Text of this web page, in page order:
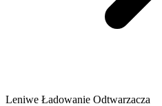
Leniwe Ładowanie Odtwarzacza